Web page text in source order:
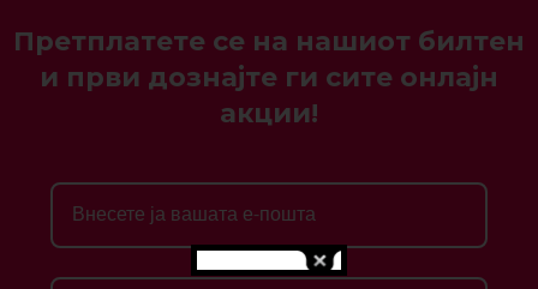
Претплатете се на нашиот билтен
и први дознајте ги сите онлајн
акции!